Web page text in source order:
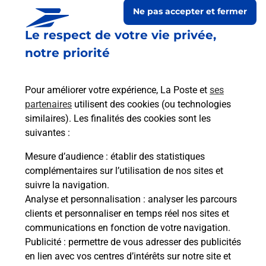
Le respect de votre vie privée,
notre priorité
Pour améliorer votre expérience, La Poste et ses
partenaires utilisent des cookies (ou technologies
similaires). Les finalités des cookies sont les
suivantes :
Mesure d’audience : établir des statistiques
complémentaires sur l’utilisation de nos sites et
suivre la navigation.
Analyse et personnalisation : analyser les parcours
clients et personnaliser en temps réel nos sites et
communications en fonction de votre navigation.
Publicité : permettre de vous adresser des publicités
en lien avec vos centres d’intérêts sur notre site et
Ne pas accepter et fermer
Prochaine collecte du courriersamedià 08h00
Chemin De L Eglise
42600 Saint Paul D Uzore
Itinéraire
Le lien s'ouvre dans un nouvel onglet